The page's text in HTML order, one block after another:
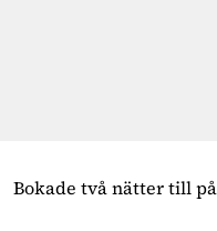
Bokade två nätter till